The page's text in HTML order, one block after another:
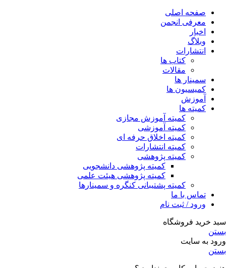
صفحه اصلی
معرفی انجمن
اخبار
وبلاگ
انتشارات
کتاب ها
مقالات
سمینار ها
کمیسیون ها
آموزش
کمیته ها
کمیته آموزش مجازی
کمیته آموزشی
کمیته اخلاق حرفه ای
کمیته انتشارات
کمیته پژوهشی
کمیته پژوهشی دانشجویی
کمیته پژوهشی هیئت علمی
کمیته پشتیبانی کنگره و سمینارها
تماس با ما
ورود / ثبت نام
سبد خرید فروشگاه
بستن
ورود به سایت
بستن